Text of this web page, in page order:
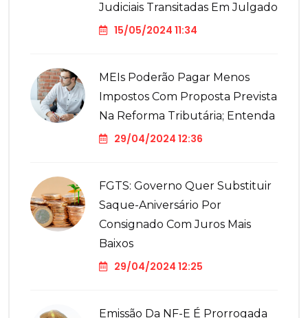
Judiciais Transitadas Em Julgado
15/05/2024 11:34
MEIs Poderão Pagar Menos
Impostos Com Proposta Prevista
Na Reforma Tributária; Entenda
29/04/2024 12:36
FGTS: Governo Quer Substituir
Saque-Aniversário Por
Consignado Com Juros Mais
Baixos
29/04/2024 12:25
Emissão Da NF-E É Prorrogada